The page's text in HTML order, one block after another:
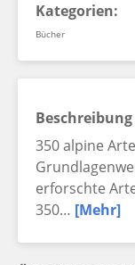
Kategorien:
Bücher
Beschreibung
350 alpine
erforschte
350… [Mehr]